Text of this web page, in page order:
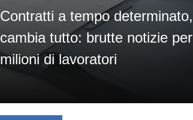
Contratti a tempo determinato,
cambia tutto: brutte notizie per
milioni di lavoratori